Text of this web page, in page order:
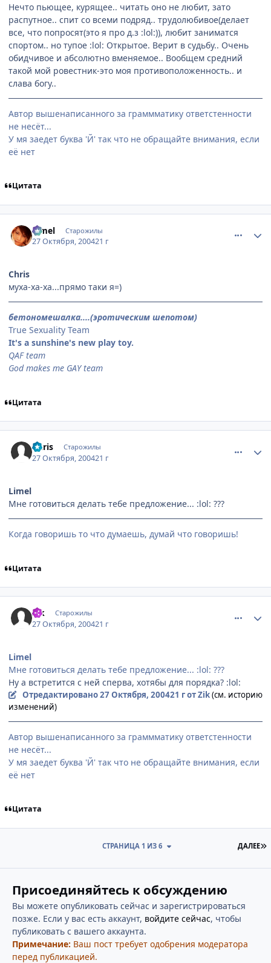
Нечто пьющее, курящее.. читать оно не любит, зато
распутное.. спит со всеми подряд.. трудолюбивое(делает
все, что попросят(это я про д.з :lol:)), любит заниматся
спортом.. но тупое :lol: Открытое. Верит в судьбу.. Очень
обидчивое и абсолютно вменяемое.. Вообщем средний
такой мой ровестник-это моя противоположенность.. и
слава богу..
Автор вышенаписанного за граммматику ответстенности
не несёт...
У мя заедет буква 'Й' так что не обращайте внимания, если
её нет
Цитата
Limel Старожилы
27 Октября, 200421 г
Chris
муха-ха-ха...прямо таки я=)
бетономешалка....(эротическим шепотом)
True Sexuality Team
It's a sunshine's new play toy.
QAF team
God makes me GAY team
Цитата
Chris Старожилы
27 Октября, 200421 г
Limel
Мне готовиться делать тебе предложение... :lol: ???
Когда говоришь то что думаешь, думай что говоришь!
Цитата
Zik Старожилы
27 Октября, 200421 г
Limel
Мне готовиться делать тебе предложение... :lol: ???
Ну а встретится с ней сперва, хотябы для порядка? :lol:
Отредактировано27 Октября, 200421 гот Zik(см. историю
изменений)
Автор вышенаписанного за граммматику ответстенности
не несёт...
У мя заедет буква 'Й' так что не обращайте внимания, если
её нет
Цитата
ДАЛЕЕ
СТРАНИЦА 1 ИЗ 6
Присоединяйтесь к обсуждению
Вы можете опубликовать сейчас и зарегистрироваться
позже. Если у вас есть аккаунт, войдите сейчас, чтобы
публиковать с вашего аккаунта.
Примечание: Ваш пост требует одобрения модератора
перед публикацией.